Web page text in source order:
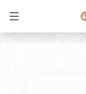
Open main menu